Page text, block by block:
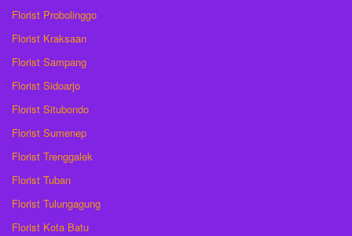
Florist Probolinggo
Florist Kraksaan
Florist Sampang
Florist Sidoarjo
Florist Situbondo
Florist Sumenep
Florist Trenggalek
Florist Tuban
Florist Tulungagung
Florist Kota Batu